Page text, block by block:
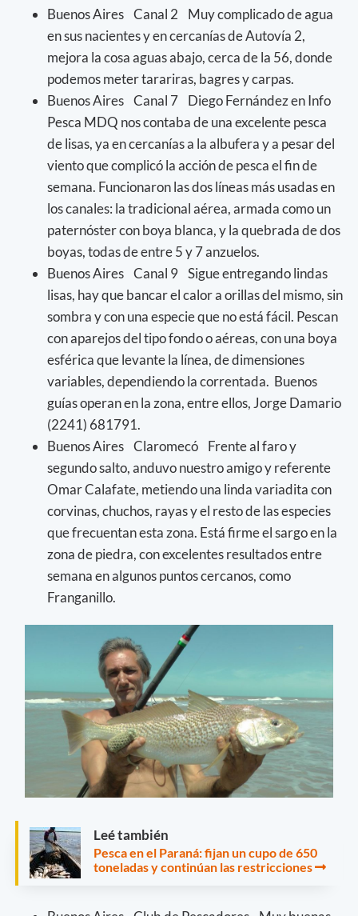
Buenos Aires Canal 2 Muy complicado de agua
en sus nacientes y en cercanías de Autovía 2,
mejora la cosa aguas abajo, cerca de la 56, donde
podemos meter tarariras, bagres y carpas.
Buenos Aires Canal 7 Diego Fernández en Info
Pesca MDQ nos contaba de una excelente pesca
de lisas, ya en cercanías a la albufera y a pesar del
viento que complicó la acción de pesca el fin de
semana. Funcionaron las dos líneas más usadas en
los canales: la tradicional aérea, armada como un
paternóster con boya blanca, y la quebrada de dos
boyas, todas de entre 5 y 7 anzuelos.
Buenos Aires Canal 9 Sigue entregando lindas
lisas, hay que bancar el calor a orillas del mismo, sin
sombra y con una especie que no está fácil. Pescan
con aparejos del tipo fondo o aéreas, con una boya
esférica que levante la línea, de dimensiones
variables, dependiendo la correntada. Buenos
guías operan en la zona, entre ellos, Jorge Damario
(2241) 681791.
Buenos Aires Claromecó Frente al faro y
segundo salto, anduvo nuestro amigo y referente
Omar Calafate, metiendo una linda variadita con
corvinas, chuchos, rayas y el resto de las especies
que frecuentan esta zona. Está firme el sargo en la
zona de piedra, con excelentes resultados entre
semana en algunos puntos cercanos, como
Franganillo.
Leé también
Pesca en el Paraná: fijan un cupo de 650
toneladas y continúan las restricciones